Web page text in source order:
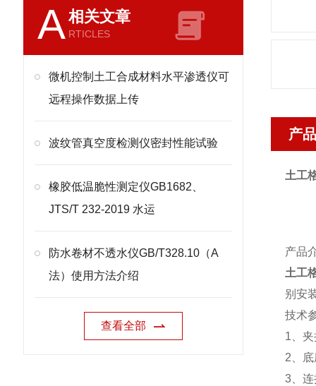
A相关文章
RTICLES
微机控制土工合成材料水平渗透仪可
远程操作数据上传
波纹管真空度检测仪密封性能试验
橡胶低温脆性测定仪GB1682、
JTS/T 232-2019 水运
防水卷材不透水仪GB/T328.10（A
法）使用方法介绍
查看全部
产
土工
产品
土工
别安
技术
1 、
2 、
3 、